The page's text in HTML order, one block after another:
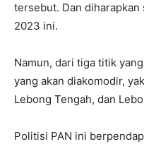
tersebut. Dan
2023 ini.
Namun, dari tiga titik
yang akan diakomodir,
Lebong Tengah, dan
Politisi PAN ini